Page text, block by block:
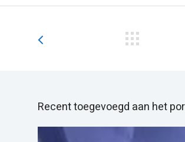
Recent toegevoegd aan het